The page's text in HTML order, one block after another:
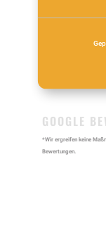
GOOGLE
*Wir ergreifen keine
Bewertungen.